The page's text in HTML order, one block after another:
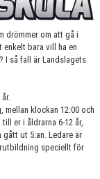
drömmer om att gå i
enkelt bara vill ha en
I så fall är Landslagets
mellan klockan 12:00 och
er i åldrarna 6-12 år,
ut 5:an. Ledare är
speciellt för